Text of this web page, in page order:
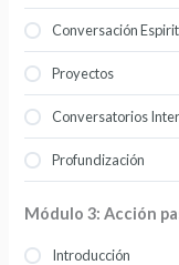
Conversación
Proyectos
Conversatorios
Profundización
Módulo 3: Acción
Introducción